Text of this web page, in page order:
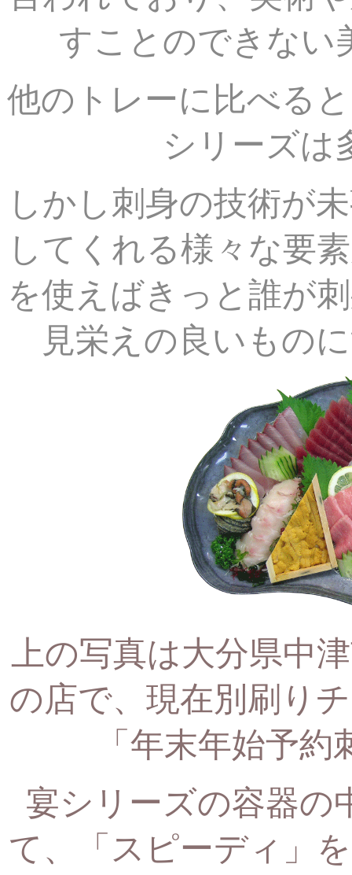
すことのできない
他のトレーに比べる
シリーズは
しかし刺身の技術が
してくれる様々な要
を使えばきっと誰が
見栄えの良いもの
上の写真は大分県中
の店で、 現在別刷り
「年末年始予
宴シリーズの容器の
て、
「スピーディ」